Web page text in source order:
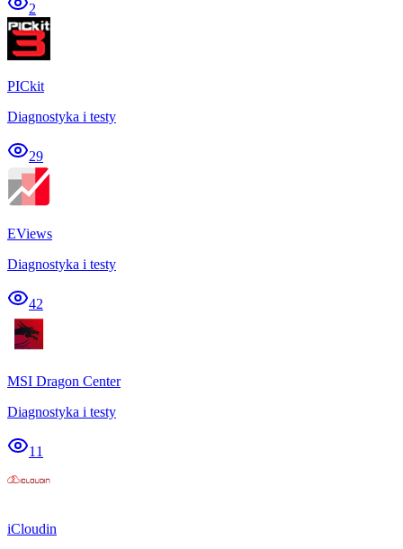
2
PICkit
Diagnostyka i testy
29
EViews
Diagnostyka i testy
42
MSI Dragon Center
Diagnostyka i testy
11
iCloudin